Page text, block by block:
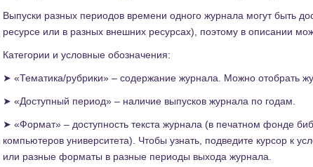
Выпуски разных периодов времени одного журнала могут быть
ресурсе или в разных внешних ресурсах), поэтому в описании
Категории и условные обозначения:
➤ «Тематика/рубрики» – содержание журнала. Можно отобрать
➤ «Доступный период» – наличие выпусков журнала по годам.
➤ «Формат» – доступность текста журнала (в печатном фонде
компьютеров университета). Чтобы узнать, подведите курсор к
или разные форматы в разные периоды выхода журнала.